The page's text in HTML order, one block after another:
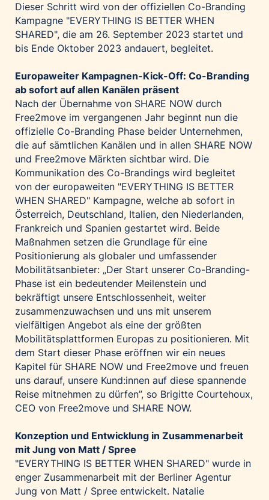
REXEL Austria
Starbucks
Superbrands Austria
Vollpension
win2day
Wolt
woom bikes
Kontakt
Dieser Schritt wird von der offiziellen Co-Branding
Kampagne "EVERYTHING IS BETTER WHEN
SHARED", die am 26. September 2023 startet und
bis Ende Oktober 2023 andauert, begleitet.
Europaweiter Kampagnen-Kick-Off: Co-Branding
ab sofort auf allen Kanälen präsent
Nach der Übernahme von SHARE NOW durch
Free2move im vergangenen Jahr beginnt nun die
offizielle Co-Branding Phase beider Unternehmen,
die auf sämtlichen Kanälen und in allen SHARE NOW
und Free2move Märkten sichtbar wird. Die
Kommunikation des Co-Brandings wird begleitet
von der europaweiten "EVERYTHING IS BETTER
WHEN SHARED" Kampagne, welche ab sofort in
Österreich, Deutschland, Italien, den Niederlanden,
Frankreich und Spanien gestartet wird. Beide
Maßnahmen setzen die Grundlage für eine
Positionierung als globaler und umfassender
Mobilitätsanbieter: „Der Start unserer Co-Branding-
Phase ist ein bedeutender Meilenstein und
bekräftigt unsere Entschlossenheit, weiter
zusammenzuwachsen und uns mit unserem
vielfältigen Angebot als eine der größten
Mobilitätsplattformen Europas zu positionieren. Mit
dem Start dieser Phase eröffnen wir ein neues
Kapitel für SHARE NOW und Free2move und freuen
uns darauf, unsere Kund:innen auf diese spannende
Reise mitnehmen zu dürfen”, so Brigitte Courtehoux,
CEO von Free2move und SHARE NOW.
Konzeption und Entwicklung in Zusammenarbeit
mit Jung von Matt / Spree
"EVERYTHING IS BETTER WHEN SHARED" wurde in
enger Zusammenarbeit mit der Berliner Agentur
Jung von Matt / Spree entwickelt. Natalie